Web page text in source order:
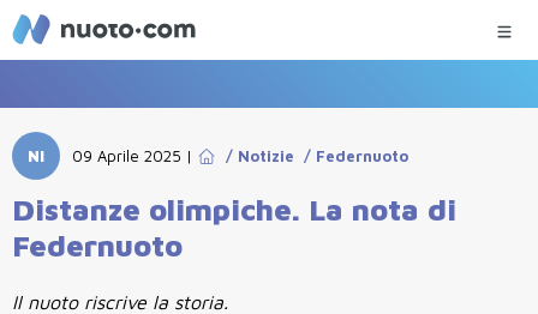
NI 09 Aprile 2025 | / Notizie / Federnuoto
Distanze olimpiche. La nota di
Federnuoto
Il nuoto riscrive la storia.